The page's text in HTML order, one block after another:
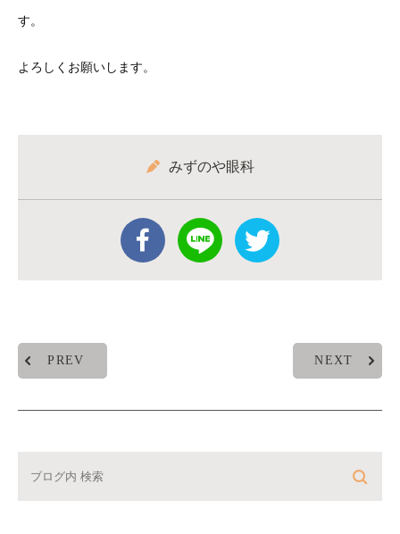
す。
よろしくお願いします。
みずのや眼科
PREV NEXT